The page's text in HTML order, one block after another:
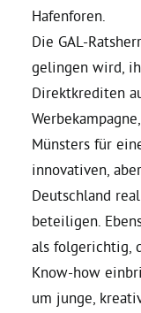
Mitglied werden
Kommunalpolitik
Engagement-
Grüne Jugend
CampusGrün
Hafenforen.
Die GAL-
gelingen wird,
Direktkrediten
Münsters für
innovativen,
Deutschland
beteiligen.
als folgerichtig,
Know-how
um junge,